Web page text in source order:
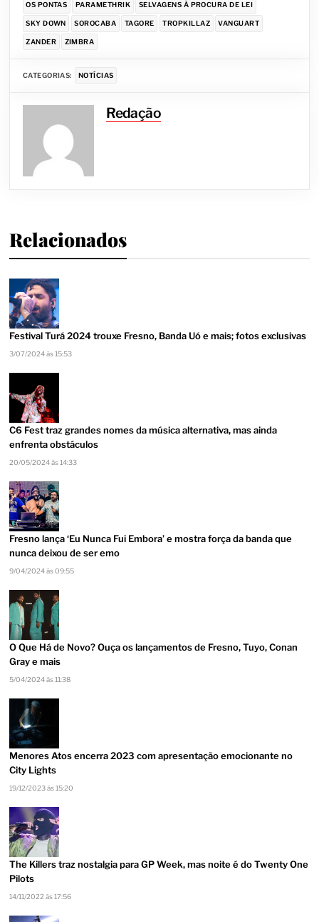
OS PONTAS PARAMETHRIK SELVAGENS À PROCURA DE LEI
SKY DOWN SOROCABA TAGORE TROPKILLAZ VANGUART
ZANDER ZIMBRA
CATEGORIAS: NOTÍCIAS
Redação
Relacionados
Festival Turá 2024 trouxe Fresno, Banda Uó e mais; fotos exclusivas
3/07/2024 às 15:53
C6 Fest traz grandes nomes da música alternativa, mas ainda
enfrenta obstáculos
20/05/2024 às 14:33
Fresno lança ‘Eu Nunca Fui Embora’ e mostra força da banda que
nunca deixou de ser emo
9/04/2024 às 09:55
O Que Há de Novo? Ouça os lançamentos de Fresno, Tuyo, Conan
Gray e mais
5/04/2024 às 11:38
Menores Atos encerra 2023 com apresentação emocionante no
City Lights
19/12/2023 às 15:20
The Killers traz nostalgia para GP Week, mas noite é do Twenty One
Pilots
14/11/2022 às 17:56